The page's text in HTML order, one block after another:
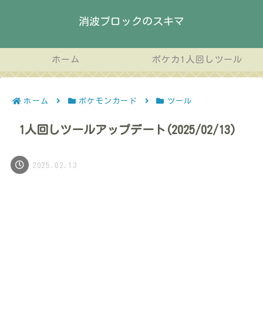
消波ブロックのスキマ
ホーム ポケカ1人回しツール
ホーム ポケモンカード ツール
1人回しツールアップデート(2025/02/13)
2025.02.13